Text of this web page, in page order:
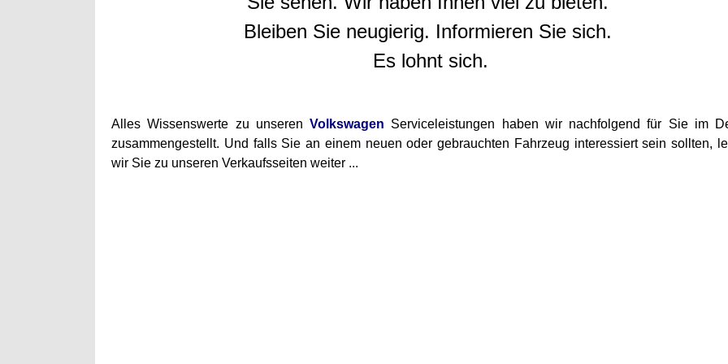
Bleiben Sie neugierig. Informieren Sie sich.
Es lohnt sich.
Alles Wissenswerte zu unseren Volkswagen Serviceleistungen haben wir nachfolgend für Sie im
zusammengestellt. Und falls Sie an einem neuen oder gebrauchten Fahrzeug interessiert sein sollten,
wir Sie zu unseren Verkaufsseiten weiter ...